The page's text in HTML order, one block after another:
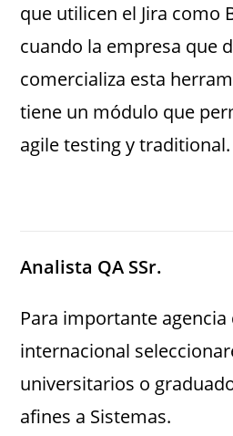
que utilicen el Jira como
cuando la empresa que
comercializa esta
tiene un módulo que
agile testing y traditional.
Analista QA SSr.
Para importante agencia
internacional
universitarios o
afines a Sistemas.